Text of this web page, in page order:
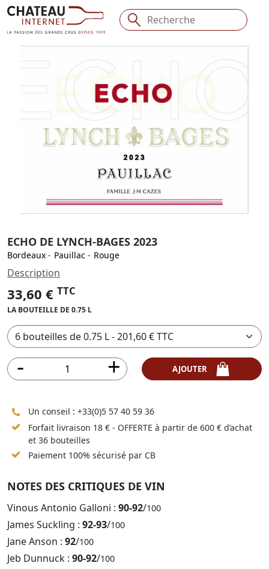
ECHO DE LYNCH-BAGES 2023
Bordeaux - Pauillac - Rouge
Description
33,60 € TTC
LA BOUTEILLE DE 0.75 L
Un conseil : +33(0)5 57 40 59 36
Forfait livraison 18 € - OFFERTE à partir de 600 € d’achat
et 36 bouteilles
Paiement 100% sécurisé par CB
NOTES DES CRITIQUES DE VIN
Vinous Antonio Galloni : 90-92/100
James Suckling : 92-93/100
Jane Anson : 92/100
Jeb Dunnuck : 90-92/100